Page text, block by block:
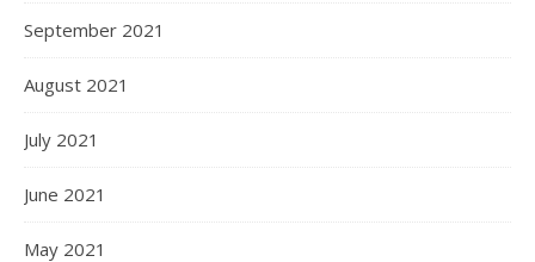
September 2021
August 2021
July 2021
June 2021
May 2021